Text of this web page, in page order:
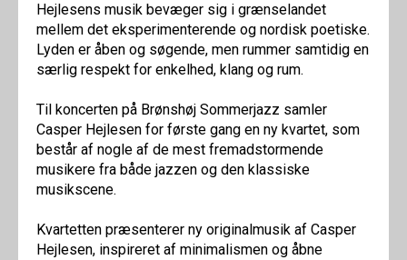
Hejlesens musik bevæger sig i grænselandet
mellem det eksperimenterende og nordisk poetiske.
Lyden er åben og søgende, men rummer samtidig en
særlig respekt for enkelhed, klang og rum.
Til koncerten på Brønshøj Sommerjazz samler
Casper Hejlesen for første gang en ny kvartet, som
består af nogle af de mest fremadstormende
musikere fra både jazzen og den klassiske
musikscene.
Kvartetten præsenterer ny originalmusik af Casper
Hejlesen, inspireret af minimalismen og åbne